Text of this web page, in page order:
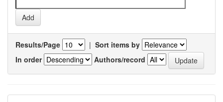
Results/Page | Sort items by
In order
Authors/record